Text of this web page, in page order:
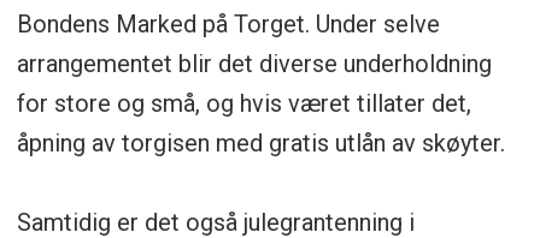
Bondens Marked på Torget. Under selve
arrangementet blir det diverse underholdning
for store og små, og hvis været tillater det,
åpning av torgisen med gratis utlån av skøyter.
Samtidig er det også julegrantenning i